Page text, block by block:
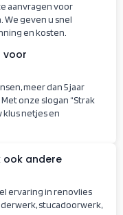
aanvragen voor
geven u snel
en kosten.
voor
meer dan 5 jaar
onze slogan “Strak
klus netjes en
ook andere
ervaring in renovlies
stucadoorwerk,